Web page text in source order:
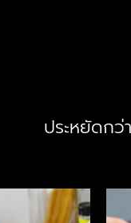
ประหยัดกว่